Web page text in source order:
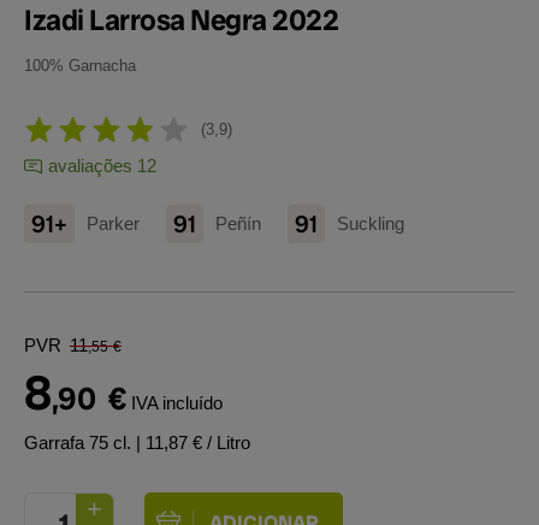
Izadi Larrosa Negra 2022
100% Garnacha
3,9
avaliações 12
91+ Parker 91 Peñín 91 Suckling
PVR 11,55 €
8,90 € IVA incluído
Garrafa 75 cl. | 11,87 € / Litro